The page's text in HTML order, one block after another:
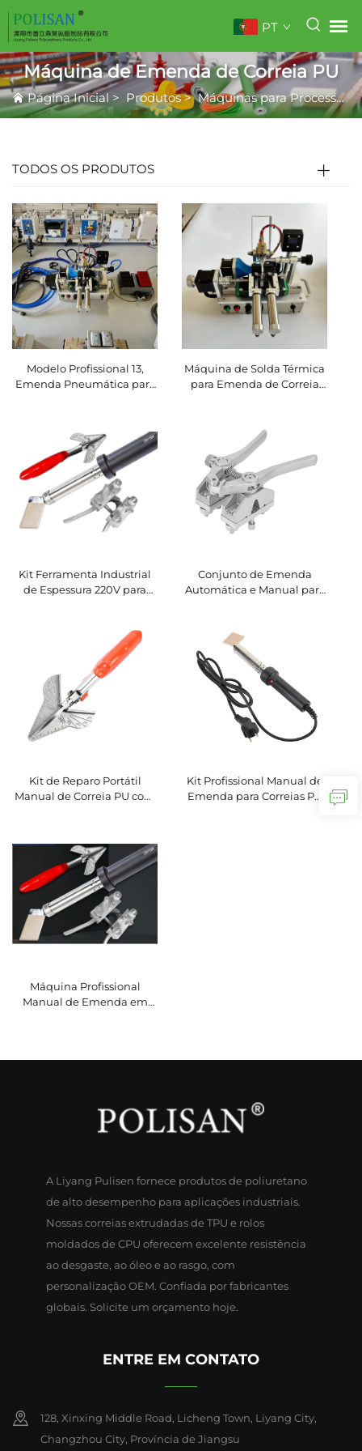
PT
Máquina de Emenda de Correia PU
Página Inicial > Produtos>Máquinas para Processamento de Borracha
TODOS OS PRODUTOS
Modelo Profissional 13,
Emenda Pneumática para
Transportadoras PU/PVC,
Preço Competitivo,
Componente Central do
Motor 220V
Máquina de Solda Térmica
para Emenda de Correia
Emenda para Correias PU e
de Borracha
Kit Ferramenta Industrial
de Espessura 220V para
Correia PU com Grampos,
Placa de Aquecimento e
Acessórios
Conjunto de Emenda
Automática e Manual para
Uretano, Dispositivo de
Fixação 220V,
Componentes Centrais do
Motor
Kit de Reparo Portátil
Manual de Correia PU com
Poliuretano, Componentes
Centrais do Motor 220V
Kit Profissional Manual de
Emenda para Correias PU
Máquina Profissional
Manual de Emenda em
Tensão 220V Motor
A Liyang Pulisen fornece produtos de poliuretano
de alto desempenho para aplicações industriais.
Nossas correias extrudadas de TPU e rolos
moldados de CPU oferecem excelente resistência
ao desgaste, ao óleo e ao rasgo, com
personalização OEM. Confiada por fabricantes
globais. Solicite um orçamento hoje.
ENTRE EM CONTATO
128, Xinxing Middle Road, Licheng Town, Liyang City,
Changzhou City, Província de Jiangsu